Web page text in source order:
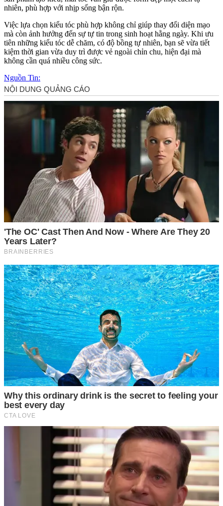
nhiên, phù hợp với nhịp sống bận rộn.
Việc lựa chọn kiểu tóc phù hợp không chỉ giúp thay đổi diện mạo
mà còn ảnh hưởng đến sự tự tin trong sinh hoạt hằng ngày. Khi ưu
tiên những kiểu tóc dễ chăm, có độ bồng tự nhiên, bạn sẽ vừa tiết
kiệm thời gian vừa duy trì được vẻ ngoài chỉn chu, hiện đại mà
không cần quá nhiều công sức.
Nguồn Tin: